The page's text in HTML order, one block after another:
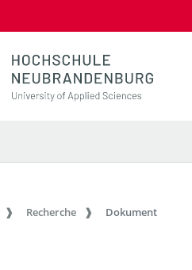
Recherche Dokument